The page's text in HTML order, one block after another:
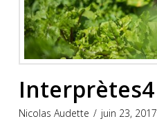
Interprètes4
Nicolas Audette juin 23, 2017